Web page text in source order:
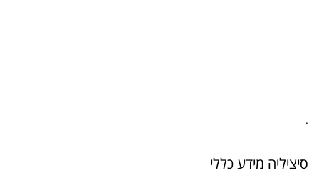
.
סיציליה מידע כללי